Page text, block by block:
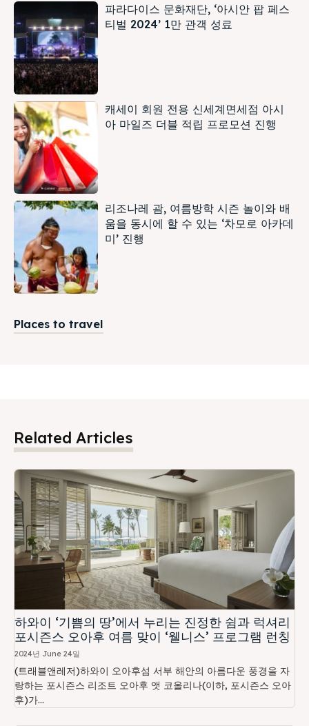
파라다이스 문화재단, ‘아시안 팝 페스
티벌 2024’ 1만 관객 성료
캐세이 회원 전용 신세계면세점 아시
아 마일즈 더블 적립 프로모션 진행
리조나레 괌, 여름방학 시즌 놀이와 배
움을 동시에 할 수 있는 ‘차모로 아카데
미’ 진행
Places to travel
Related Articles
하와이 ‘기쁨의 땅’에서 누리는 진정한 쉼과 럭셔리
포시즌스 오아후 여름 맞이 ‘웰니스’ 프로그램 런칭
2024년 June 24일
(트래블앤레저)하와이 오아후섬 서부 해안의 아름다운 풍경을 자
랑하는 포시즌스 리조트 오아후 앳 코올리나(이하, 포시즌스 오아
후)가...